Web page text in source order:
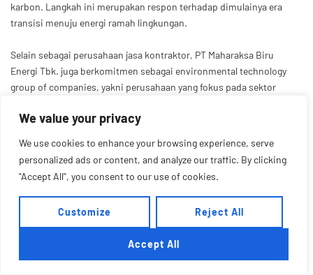
We value your privacy
We use cookies to enhance your browsing experience, serve
personalized ads or content, and analyze our traffic. By clicking
"Accept All", you consent to our use of cookies.
Customize Reject All
Accept All
karbon. Langkah ini merupakan respon terhadap dimulainya era
transisi menuju energi ramah lingkungan.
Selain sebagai perusahaan jasa kontraktor, PT Maharaksa Biru
Energi Tbk. juga berkomitmen sebagai environmental technology
group of companies, yakni perusahaan yang fokus pada sektor
yang mumpuni.
© 2022 PT Maharaksa Biru Energi Tbk. All right reserved.